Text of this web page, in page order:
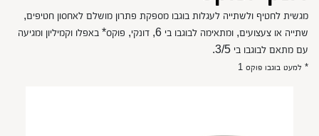
מגשית לחטיף ולשתייה לעגלות בוגבו מספקת פתרון מושלם לאחסון חטיפים,
שתייה או צעצועים, ומתאימה לבוגבו בי 6, דונקי, פוקס* באפלו וקמיליון ומגיעה
עם מתאם לבוגבו בי 3/5.
* למעט בוגבו פוקס 1